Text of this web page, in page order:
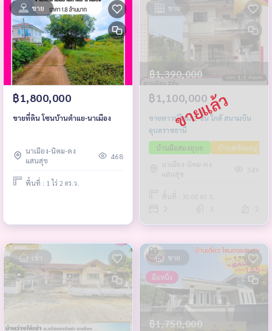
ขาย
฿1,800,000
ขายที่ดิน โซนบ้านตำแย-นาเมือง
นาเมือง-นิคม-ดง
แสนสุข
468
พื้นที่ : 1 ไร่ 2 ตร.ว.
ขาย
฿1,390,000
฿1,100,000
ขายทาวน์โฮม 2 ชั้น ใกล้ สนามบิน
อุบลราชธานี
บ้านมือสองอุบล
บ้านพร้อมอยู่
นาเมือง-นิคม-ดง
แสนสุข
349
พื้นที่ : 30.00 ตร.ว.
เช่า ขาย
มือหนึ่ง
฿1,750,000